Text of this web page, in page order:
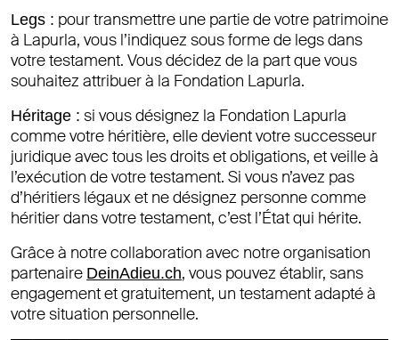
Legs : pour transmettre une partie de votre patrimoine
à Lapurla, vous l’indiquez sous forme de legs dans
votre testament. Vous décidez de la part que vous
souhaitez attribuer à la Fondation Lapurla.
Héritage : si vous désignez la Fondation Lapurla
comme votre héritière, elle devient votre successeur
juridique avec tous les droits et obligations, et veille à
l’exécution de votre testament. Si vous n’avez pas
d’héritiers légaux et ne désignez personne comme
héritier dans votre testament, c’est l’État qui hérite.
Grâce à notre collaboration avec notre organisation
partenaire DeinAdieu.ch, vous pouvez établir, sans
engagement et gratuitement, un testament adapté à
votre situation personnelle.